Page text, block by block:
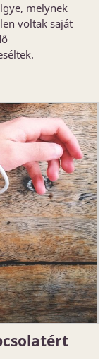
melynek
voltak saját